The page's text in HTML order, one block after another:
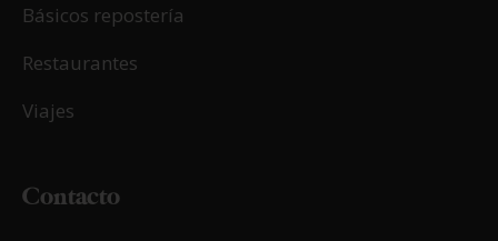
Básicos repostería
Restaurantes
Viajes
Contacto